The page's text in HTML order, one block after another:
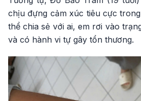
chịu đựng cảm xúc tiêu cực
thể chia sẻ với ai, em rơi vào
và có hành vi tự gây tổn thương.